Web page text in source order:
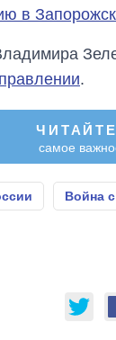
в
.
ЧИТАЙТЕ
самое
Война